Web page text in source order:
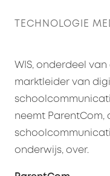
TECHNOLOGIE
WIS, onderdeel
marktleider van
neemt ParentCom,
onderwijs, over.